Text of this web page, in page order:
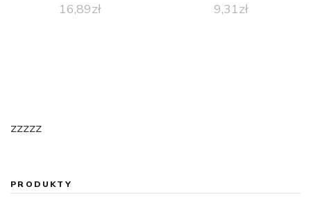
16,89zł 9,31zł
zzzzz
PRODUKTY